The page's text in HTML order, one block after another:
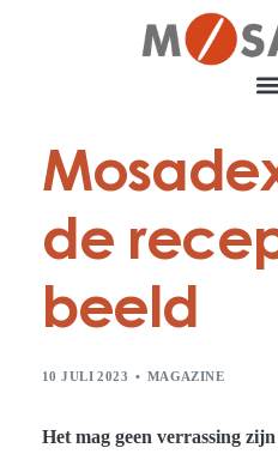
de
beeld
10 JULI 2023 MAGAZINE
Het mag geen verrassing